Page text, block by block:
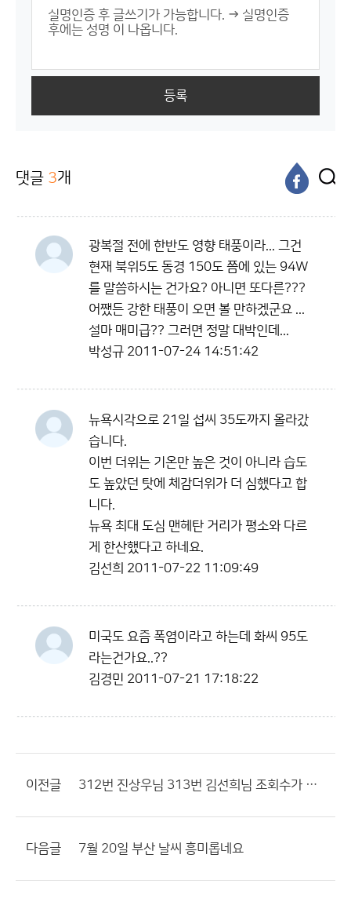
등록
댓글 3개
광복절 전에 한반도 영향 태풍이라... 그건
현재 북위5도 동경 150도 쯤에 있는 94W
를 말씀하시는 건가요? 아니면 또다른???
어쨌든 강한 태풍이 오면 볼 만하겠군요 ...
설마 매미급?? 그러면 정말 대박인데...
박성규 2011-07-24 14:51:42
뉴욕시각으로 21일 섭씨 35도까지 올라갔
습니다.
이번 더위는 기온만 높은 것이 아니라 습도
도 높았던 탓에 체감더위가 더 심했다고 합
니다.
뉴욕 최대 도심 맨헤탄 거리가 평소와 다르
게 한산했다고 하네요.
김선희 2011-07-22 11:09:49
미국도 요즘 폭염이라고 하는데 화씨 95도
라는건가요..??
김경민 2011-07-21 17:18:22
이전글 312번 진상우님 313번 김선희님 조회수가 높네요
다음글 7월 20일 부산 날씨 흥미롭네요